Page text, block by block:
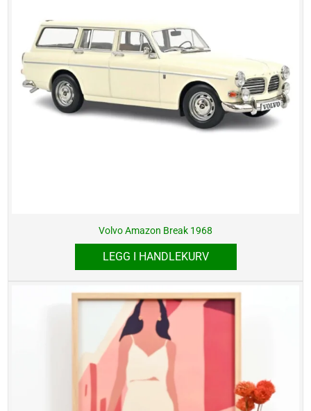
Volvo Amazon Break 1968
LEGG I HANDLEKURV